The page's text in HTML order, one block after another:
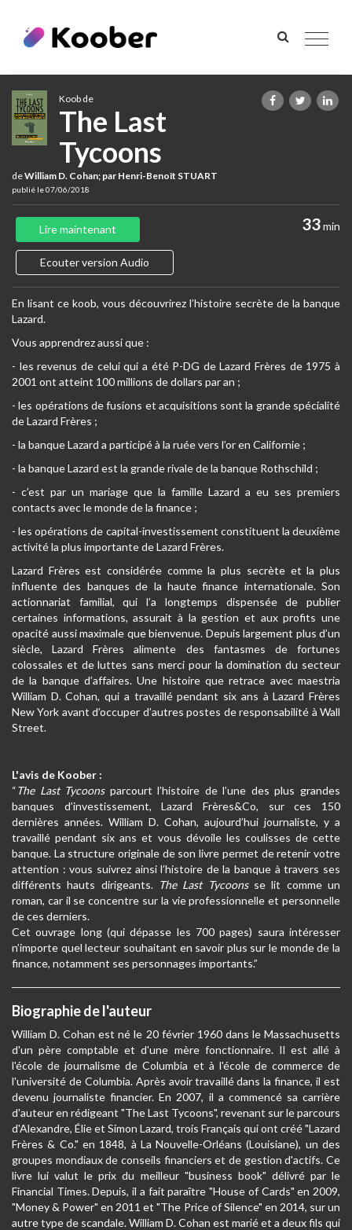
Toggle
Koob de
The Last
Tycoons
deWilliam D. Cohan; par Henri-Benoît STUART
publié le 07/06/2018
33min
Lire maintenant
Ecouter version Audio
En lisant ce koob, vous découvrirez l’histoire secrète de la banque
Lazard.
Vous apprendrez aussi que :
- les revenus de celui qui a été P-DG de Lazard Frères de 1975 à
2001 ont atteint 100 millions de dollars par an ;
- les opérations de fusions et acquisitions sont la grande spécialité
de Lazard Frères ;
- la banque Lazard a participé à la ruée vers l’or en Californie ;
- la banque Lazard est la grande rivale de la banque Rothschild ;
- c’est par un mariage que la famille Lazard a eu ses premiers
contacts avec le monde de la finance ;
- les opérations de capital-investissement constituent la deuxième
activité la plus importante de Lazard Frères.
Lazard Frères est considérée comme la plus secrète et la plus
influente des banques de la haute finance internationale. Son
actionnariat familial, qui l’a longtemps dispensée de publier
certaines informations, assurait à la gestion et aux profits une
opacité aussi maximale que bienvenue. Depuis largement plus d’un
siècle, Lazard Frères alimente des fantasmes de fortunes
colossales et de luttes sans merci pour la domination du secteur
de la banque d’affaires. Une histoire que retrace avec maestria
William D. Cohan, qui a travaillé pendant six ans à Lazard Frères
New York avant d’occuper d’autres postes de responsabilité à Wall
Street.
L'avis de Koober :
“The Last Tycoonsparcourt l’histoire de l’une des plus grandes
banques d’investissement, Lazard Frères&Co, sur ces 150
dernières années. William D. Cohan, aujourd’hui journaliste, y a
travaillé pendant six ans et vous dévoile les coulisses de cette
banque. La structure originale de son livre permet de retenir votre
attention : vous suivrez ainsi l’histoire de la banque à travers ses
différents hauts dirigeants. The Last Tycoonsse lit comme un
roman, car il se concentre sur la vie professionnelle et personnelle
de ces derniers.
Cet ouvrage long (qui dépasse les 700 pages) saura intéresser
n’importe quel lecteur souhaitant en savoir plus sur le monde de la
finance, notamment ses personnages importants.”
Biographie de l'auteur
William D. Cohan est né le 20 février 1960 dans le Massachusetts
d'un père comptable et d'une mère fonctionnaire. Il est allé à
l'école de journalisme de Columbia et à l'école de commerce de
l'université de Columbia. Après avoir travaillé dans la finance, il est
devenu journaliste financier. En 2007, il a commencé sa carrière
d'auteur en rédigeant "The Last Tycoons", revenant sur le parcours
d'Alexandre, Élie et Simon Lazard, trois Français qui ont créé "Lazard
Frères & Co." en 1848, à La Nouvelle-Orléans (Louisiane), un des
groupes mondiaux de conseils financiers et de gestion d'actifs. Ce
livre lui valut le prix du meilleur "business book" délivré par le
Financial Times. Depuis, il a fait paraître "House of Cards" en 2009,
"Money & Power" en 2011 et "The Price of Silence" en 2014, sur un
autre type de scandale. William D. Cohan est marié et a deux fils qui